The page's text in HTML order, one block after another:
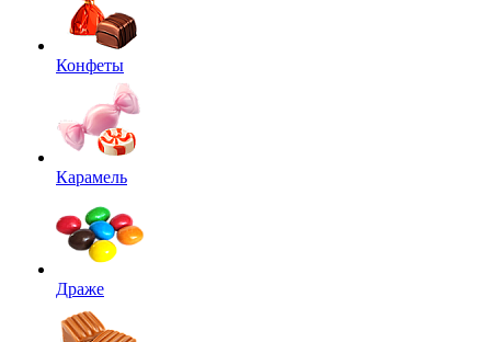
Конфеты
Карамель
Драже